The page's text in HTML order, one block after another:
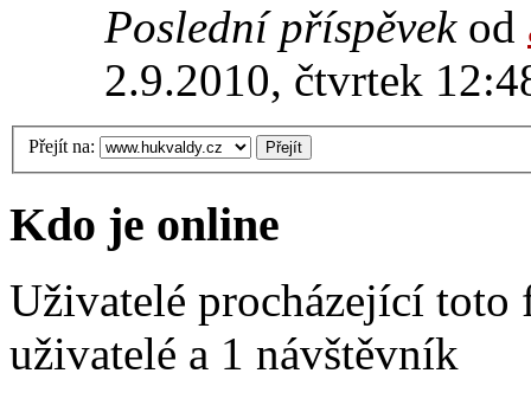
Poslední příspěvekod
2.9.2010, čtvrtek
Přejít na:
Kdo je online
Uživatelé procházející
uživatelé a 1 návštěvník